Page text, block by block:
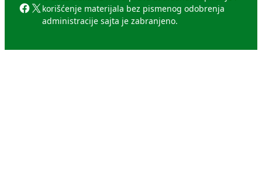
Facebook
X korišćenje materijala bez pismenog odobrenja
administracije sajta je zabranjeno.